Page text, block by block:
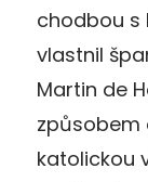
chodbou s
vlastnil
Martin de
způsobem
katolickou